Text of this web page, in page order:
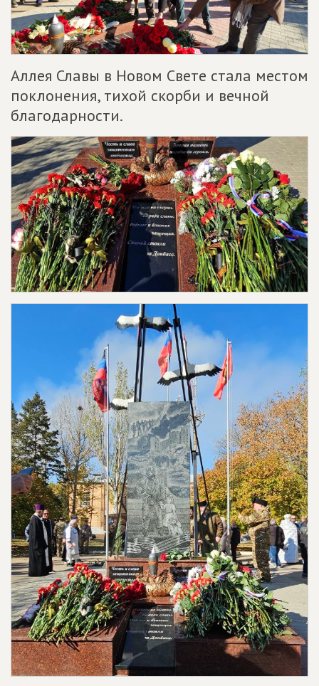
Аллея Славы в Новом Свете стала местом
поклонения, тихой скорби и вечной
благодарности.